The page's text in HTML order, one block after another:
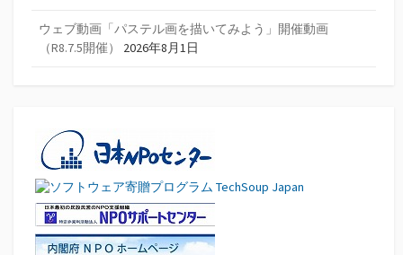
ウェブ動画「パステル画を描いてみよう」開催動画
（R8.7.5開催）
2026年8月1日